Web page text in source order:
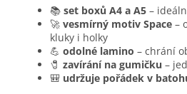
📚 set boxů A4 a A5 –
🚀 vesmírný motiv Space –
kluky i holky
💪 odolné lamino – chrání
🧷 zavírání na gumičku –
🎒 udržuje pořádek v